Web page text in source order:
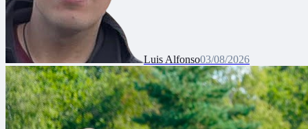
Luis Alfonso03/08/2026